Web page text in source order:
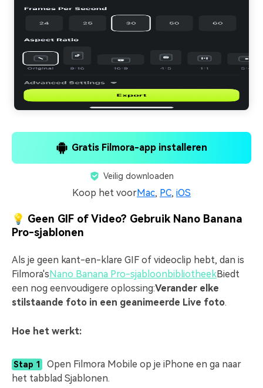
Gratis Filmora-app installeren
Veilig downloaden
Koop het voorMac, PC, iOS
💡 Geen GIF of Video? Gebruik Nano Banana
Pro-sjablonen
Als je geen kant-en-klare GIF of videoclip hebt, dan is
Filmora'sNano Banana Pro-sjabloonbibliotheekBiedt
een nog eenvoudigere oplossing:Verander elke
stilstaande foto in een geanimeerde Live foto.
Hoe het werkt:
Stap 1
Open Filmora Mobile op je iPhone en ga naar
het tabblad Sjablonen.